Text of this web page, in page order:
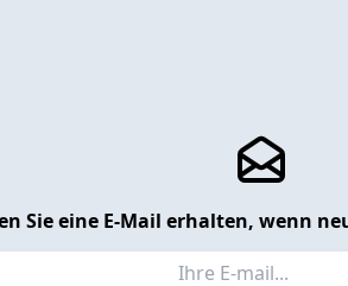
Sie eine E-Mail erhalten, wenn